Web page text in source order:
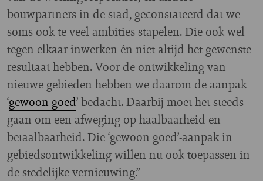
bouwpartners in de stad, geconstateerd dat we
soms ook te veel ambities stapelen. Die ook wel
tegen elkaar inwerken én niet altijd het gewenste
resultaat hebben. Voor de ontwikkeling van
nieuwe gebieden hebben we daarom de aanpak
‘gewoon goed’ bedacht. Daarbij moet het steeds
gaan om een afweging op haalbaarheid en
betaalbaarheid. Die ‘gewoon goed’-aanpak in
gebiedsontwikkeling willen nu ook toepassen in
de stedelijke vernieuwing.”